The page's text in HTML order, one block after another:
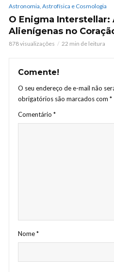
Astronomia, Astrofísica e Cosmologia
O Enigma Interstellar:
Alienígenas no
878 visualizações 22 min de leitura
Comente!
O seu endereço de e-mail não
obrigatórios são marcados com *
Comentário *
Nome*